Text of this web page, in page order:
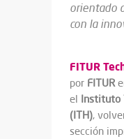
orientado
con la
FITUR
por FITUR
el Instituto
(ITH),
sección